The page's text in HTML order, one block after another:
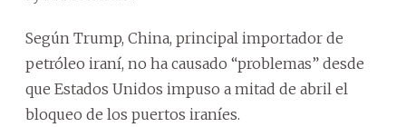
Según Trump, China, principal importador de
petróleo iraní, no ha causado “problemas” desde
que Estados Unidos impuso a mitad de abril el
bloqueo de los puertos iraníes.